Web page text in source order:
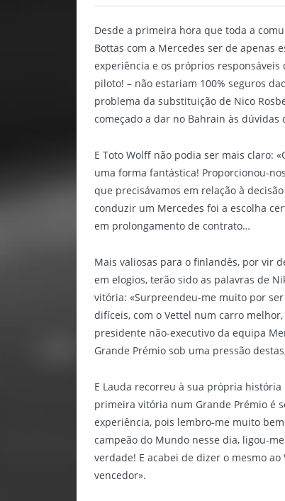
Desde a primeira hora que toda a
Bottas com a Mercedes ser de apenas
experiência e os próprios
piloto! – não estariam 100% seguros
problema da substituição de Nico
começado a dar no Bahrain às dúvidas
E Toto Wolff não podia ser mais claro:
uma forma fantástica! Proporcionou-
que precisávamos em relação à
conduzir um Mercedes foi a escolha
em prolongamento de contrato…
Mais valiosas para o finlandês, por vir
em elogios, terão sido as palavras de
vitória: «Surpreendeu-me muito por
difíceis, com o Vettel num carro
presidente não-executivo da equipa
Grande Prémio sob uma pressão
E Lauda recorreu à sua própria
primeira vitória num Grande Prémio é
experiência, pois lembro-me muito
campeão do Mundo nesse dia, ligou-
verdade! E acabei de dizer o mesmo
vencedor».